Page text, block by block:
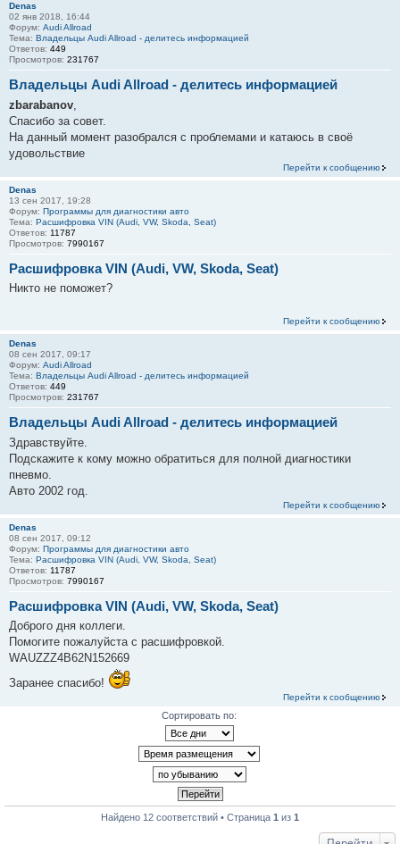
Denas
02 янв 2018, 16:44
Форум: Audi Allroad
Тема: Владельцы Audi Allroad - делитесь информацией
Ответов: 449
Просмотров: 231767
Владельцы Audi Allroad - делитесь информацией
zbarabanov
Спасибо за совет.
На данный момент разобрался с проблемами и катаюсь в своё
удовольствие
Перейти к сообщению
Denas
13 сен 2017, 19:28
Форум: Программы для диагностики авто
Тема: Расшифровка VIN (Audi, VW, Skoda, Seat)
Ответов: 11787
Просмотров: 7990167
Расшифровка VIN (Audi, VW, Skoda, Seat)
Никто не поможет?
Перейти к сообщению
Denas
08 сен 2017, 09:17
Форум: Audi Allroad
Тема: Владельцы Audi Allroad - делитесь информацией
Ответов: 449
Просмотров: 231767
Владельцы Audi Allroad - делитесь информацией
Здравствуйте.
Подскажите к кому можно обратиться для полной диагностики
пневмо.
Авто 2002 год.
Перейти к сообщению
Denas
08 сен 2017, 09:12
Форум: Программы для диагностики авто
Тема: Расшифровка VIN (Audi, VW, Skoda, Seat)
Ответов: 11787
Просмотров: 7990167
Расшифровка VIN (Audi, VW, Skoda, Seat)
Доброго дня коллеги.
Помогите пожалуйста с расшифровкой.
WAUZZZ4B62N152669
Заранее спасибо!
Перейти к сообщению
Сортировать по:
Найдено 12 соответствий • Страница 1 из 1